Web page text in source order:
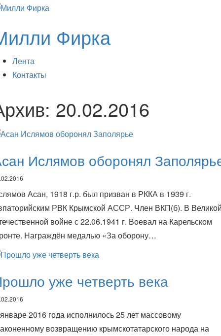
Фирка
Лента
Контакты
20.02.2016
Ислямов оборонял
Асан, 1918 г.р. был призван в РККА в 1939 г.
РВК Крымской АССР. Член ВКП(б). В
войне с 22.06.1941 г. Воевал на Карельском
Награждён медалью «За оборону…
уже четверть века
2016 года исполнилось 25 лет массовому
возвращению крымскотатарского народа на